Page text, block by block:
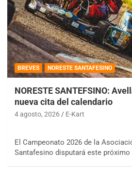
BREVES NORESTE SANTAFESINO
NORESTE SANTEFSINO:
nueva cita del calendario
4 agosto, 2026 E-Kart
El Campeonato 2026 de la
Santafesino disputará este